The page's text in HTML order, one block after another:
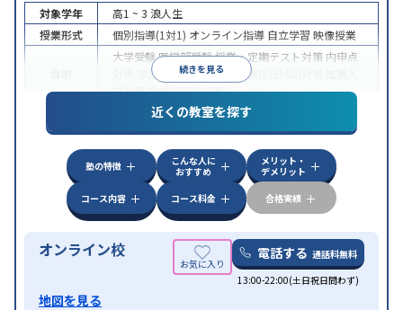
続きを見る
対象学年 高1 ~ 3 浪人生
授業形式
個別指導(1対1) オンライン指導 自立学習 映像授業
大学受験医学部受験授業・定期テスト対策 内申点
学習習慣の定着 総合型選抜(旧AO)対策
試対策学校別特化対策
特徴
中高一貫校生に対応授業の振替可能
学習にPC・タブレットを利用オンライン対応1
科目から受講可能
近くの教室を探す
塾の特徴
こんな人に
おすすめ
メリット・
デメリット
コース内容
コース料金 合格実績
オンライン校 電話する 通話料無料
13:00-22:00(土日祝日問わず)
地図を見る